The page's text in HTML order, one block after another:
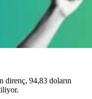
direnç, 94,83 doların